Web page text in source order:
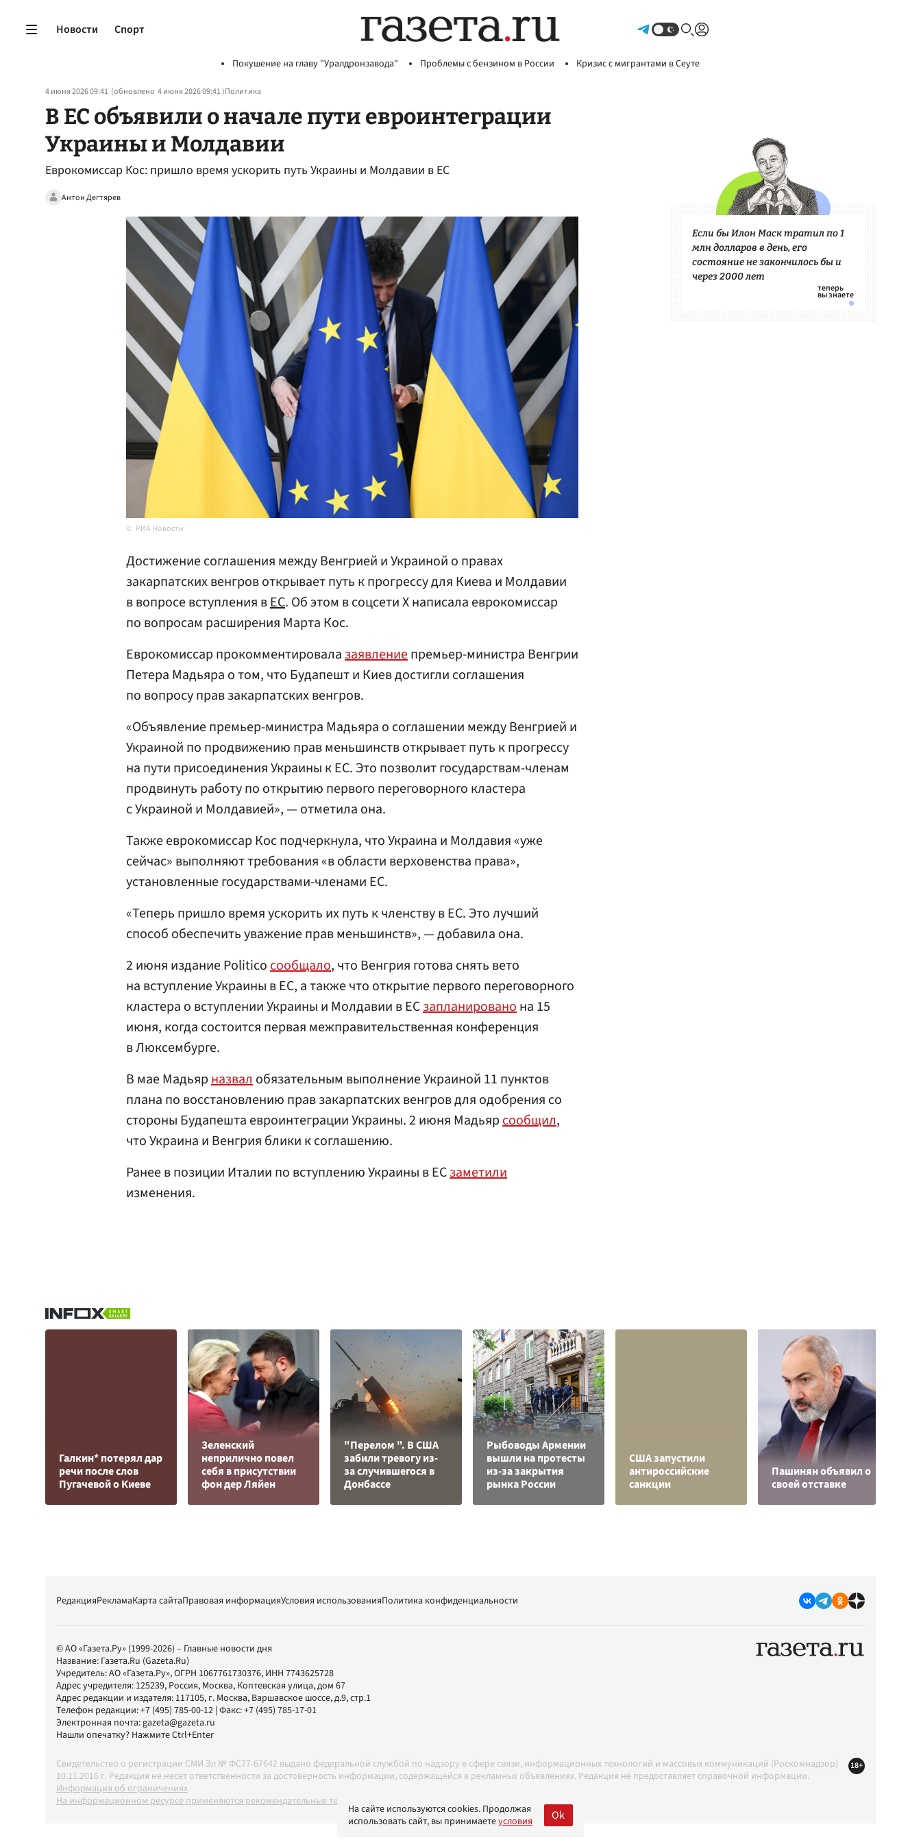
Новости Спорт
Покушение на главу "Уралдронзавода" Проблемы с бензином в России Кризис с мигрантами в Сеуте
4 июня 2026 09:41 (обновлено 4 июня 2026 09:41)Политика
В ЕС объявили о начале пути евроинтеграции
Украины и Молдавии
Еврокомиссар Кос: пришло время ускорить путь Украины и Молдавии в ЕС
Антон Дегтярев
РИА Новости
Достижение соглашения между Венгрией и Украиной о правах
закарпатских венгров открывает путь к прогрессу для Киева и Молдавии
в вопросе вступления вЕС. Об этом в соцсети X написала еврокомиссар
по вопросам расширения Марта Кос.
Еврокомиссар прокомментировалазаявлениепремьер-министра Венгрии
Петера Мадьяра о том, что Будапешт и Киев достигли соглашения
по вопросу прав закарпатских венгров.
«Объявление премьер-министра Мадьяра о соглашении между Венгрией и
Украиной по продвижению прав меньшинств открывает путь к прогрессу
на пути присоединения Украины к ЕС. Это позволит государствам-членам
продвинуть работу по открытию первого переговорного кластера
с Украиной и Молдавией», — отметила она.
Также еврокомиссар Кос подчеркнула, что Украина и Молдавия «уже
сейчас» выполняют требования «в области верховенства права»,
установленные государствами-членами ЕС.
«Теперь пришло время ускорить их путь к членству в ЕС. Это лучший
способ обеспечить уважение прав меньшинств», — добавила она.
2 июня издание Politicoсообщало, что Венгрия готова снять вето
на вступление Украины в ЕС, а также что открытие первого переговорного
кластера о вступлении Украины и Молдавии в ЕСзапланированона 15
июня, когда состоится первая межправительственная конференция
в Люксембурге.
В мае Мадьярназвалобязательным выполнение Украиной 11 пунктов
плана по восстановлению прав закарпатских венгров для одобрения со
стороны Будапешта евроинтеграции Украины. 2 июня Мадьярсообщил,
что Украина и Венгрия блики к соглашению.
Ранее в позиции Италии по вступлению Украины в ЕСзаметили
изменения.
Если бы Илон Маск тратил по 1
млн долларов в день, его
состояние не закончилось бы и
через 2000 лет
Галкин* потерял дар
речи после слов
Пугачевой о Киеве
Зеленский
неприлично повел
cебя в присутствии
фон дер Ляйен
"Перелом ". В США
забили тревогу из-
за случившегося в
Донбассе
Рыбоводы Армении
вышли на протесты
из-за закрытия
рынка России
США запустили
антироссийские
санкции
Пашинян объявил о
своей отставке
РедакцияРекламаКарта сайтаПравовая информацияУсловия использованияПолитика конфиденциальности
© АО «Газета.Ру» (1999-2026) – Главные новости дня
Название: Газета.Ru (Gazeta.Ru)
Учредитель:АО «Газета.Ру», ОГРН 1067761730376, ИНН 7743625728
Адрес учредителя: 125239, Россия, Москва, Коптевская улица, дом 67
Адрес редакции и издателя: 117105, г. Москва, Варшавское шоссе, д.9, стр.1
Телефон редакции:+7 (495) 785-00-12 | Факс:+7 (495) 785-17-01
Электронная почта:gazeta@gazeta.ru
Нашли опечатку? Нажмите Ctrl+Enter
Свидетельство о регистрации СМИ Эл № ФС77-67642 выдано федеральной службой по надзору в сфере связи, информационных технологий и массовых коммуникаций (Роскомнадзор)
10.11.2016 г. Редакция не несет ответственности за достоверность информации, содержащейся в рекламных объявлениях. Редакция не предоставляет справочной информации.
Информация об ограничениях
На информационном ресурсе применяются рекомендательные технологии в соответствии с Правилами
18+
На сайте используются cookies. Продолжая
использовать сайт, вы принимаетеусловия Ok